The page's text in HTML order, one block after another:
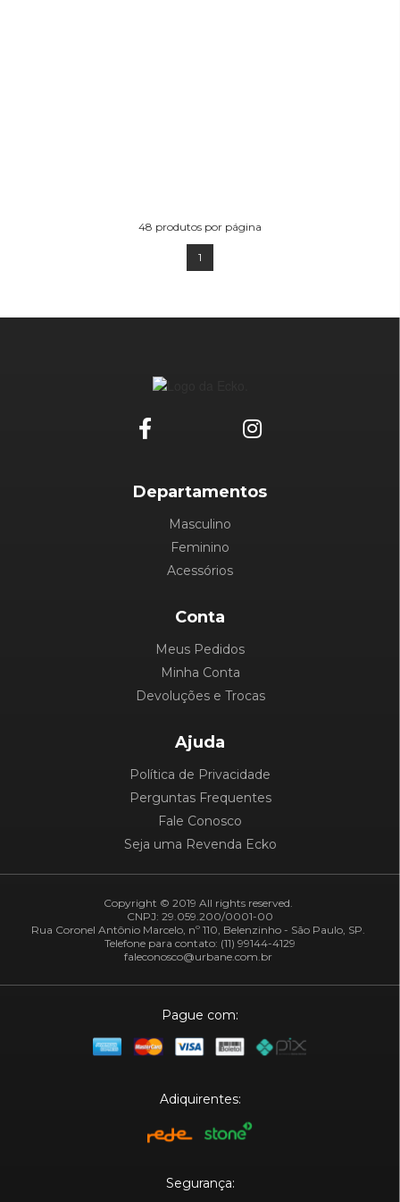
48 produtos por página
1
Departamentos
Masculino
Feminino
Acessórios
Conta
Meus Pedidos
Minha Conta
Devoluções e Trocas
Ajuda
Política de Privacidade
Perguntas Frequentes
Fale Conosco
Seja uma Revenda Ecko
Copyright © 2019 All rights reserved.
CNPJ: 29.059.200/0001-00
Rua Coronel Antônio Marcelo, nº 110, Belenzinho - São Paulo, SP.
Telefone para contato: (11) 99144-4129
faleconosco@urbane.com.br
Pague com:
Adiquirentes:
Segurança: